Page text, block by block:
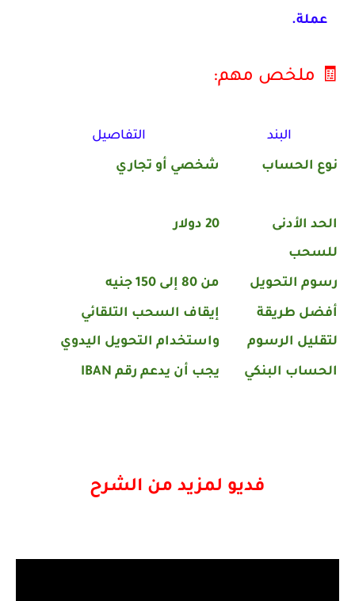
عملة.
🧾 ملخص مهم:
البند التفاصيل
نوع الحساب شخصي أو تجاري
الحد الأدنى
للسحب
20 دولار
رسوم التحويل من 80 إلى 150 جنيه
أفضل طريقة
لتقليل الرسوم
إيقاف السحب التلقائي
واستخدام التحويل اليدوي
الحساب البنكي يجب أن يدعم رقم IBAN
فديو لمزيد من الشرح